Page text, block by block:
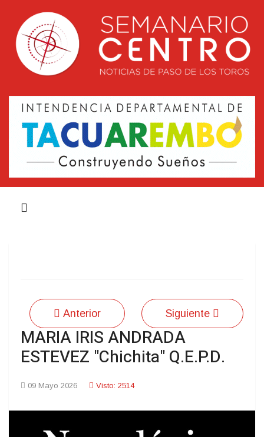
Anterior Siguiente
MARIA IRIS ANDRADA
ESTEVEZ "Chichita" Q.E.P.D.
09 Mayo 2026 Visto: 2514